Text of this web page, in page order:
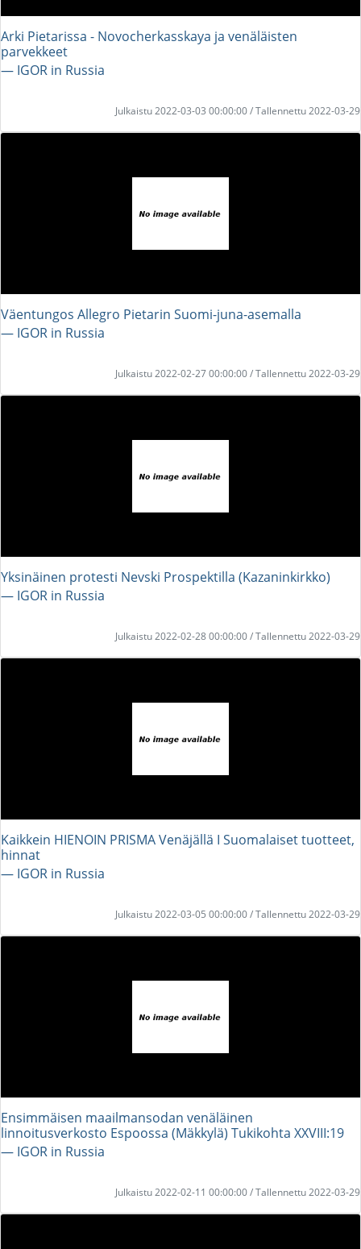
Arki Pietarissa - Novocherkasskaya ja venäläisten
parvekkeet
― IGOR in Russia
Julkaistu 2022-03-03 00:00:00 / Tallennettu 2022-03-29
Väentungos Allegro Pietarin Suomi-juna-asemalla
― IGOR in Russia
Julkaistu 2022-02-27 00:00:00 / Tallennettu 2022-03-29
Yksinäinen protesti Nevski Prospektilla (Kazaninkirkko)
― IGOR in Russia
Julkaistu 2022-02-28 00:00:00 / Tallennettu 2022-03-29
Kaikkein HIENOIN PRISMA Venäjällä I Suomalaiset tuotteet,
hinnat
― IGOR in Russia
Julkaistu 2022-03-05 00:00:00 / Tallennettu 2022-03-29
Ensimmäisen maailmansodan venäläinen
linnoitusverkosto Espoossa (Mäkkylä) Tukikohta XXVIII:19
― IGOR in Russia
Julkaistu 2022-02-11 00:00:00 / Tallennettu 2022-03-29